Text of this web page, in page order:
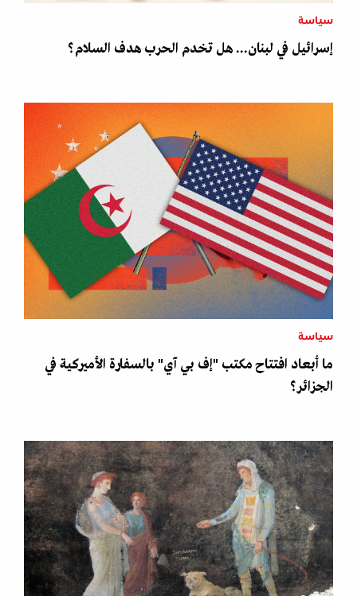
سياسة
إسرائيل في لبنان... هل تخدم الحرب هدف السلام؟
سياسة
ما أبعاد افتتاح مكتب "إف بي آي" بالسفارة الأميركية في
الجزائر؟